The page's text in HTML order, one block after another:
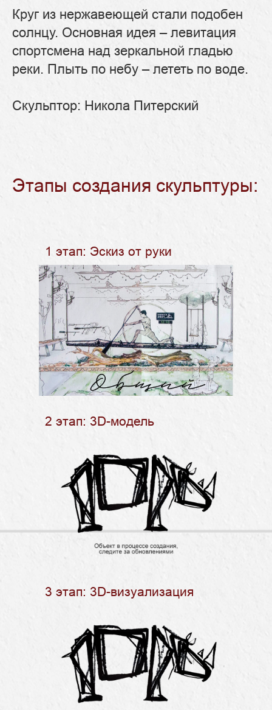
Круг из нержавеющей стали подобен
солнцу. Основная идея – левитация
спортсмена над зеркальной гладью
реки. Плыть по небу – лететь по воде.
Скульптор: Никола Питерский
Этапы создания скульптуры:
3 этап: 3D-визуализация
2 этап: 3D-модель
1 этап: Эскиз от руки